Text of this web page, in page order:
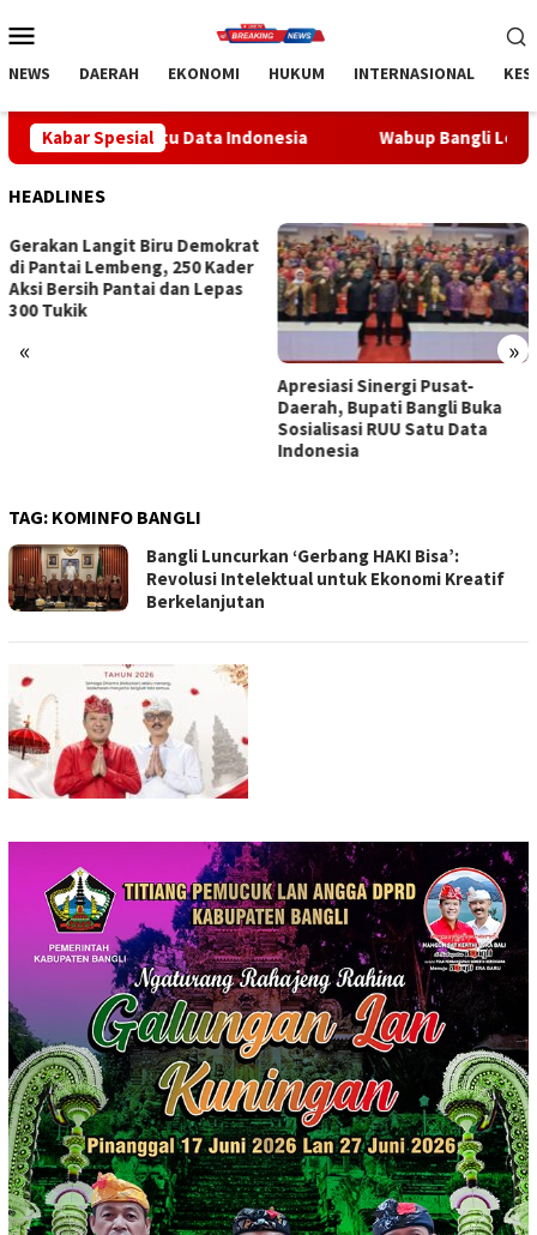
ke
Mobile
NEWS DAERAH EKONOMI HUKUM INTERNASIONAL
Kabar Spesial
Satu Data Indonesia Wabup Bangli Lepas Jalan
HEADLINES
« »
Wabup Bangli Lepas Jalan
Santai, Awali Rangkaian
Peringatan HUT ke-81
Kemerdekaan RI
TAG: KOMINFO BANGLI
Bangli Luncurkan ‘Gerbang HAKI Bisa’:
Revolusi Intelektual untuk Ekonomi Kreatif
Berkelanjutan